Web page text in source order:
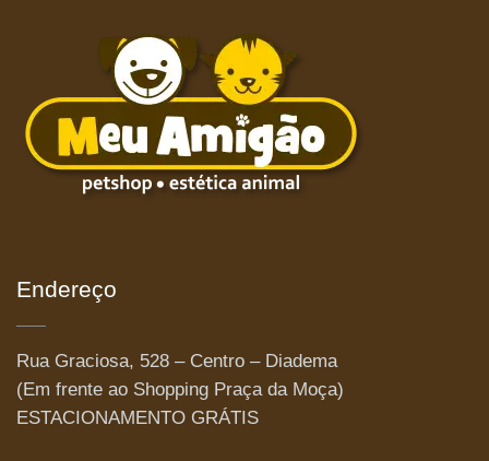
Endereço
Rua Graciosa, 528 – Centro – Diadema
(Em frente ao Shopping Praça da Moça)
ESTACIONAMENTO GRÁTIS